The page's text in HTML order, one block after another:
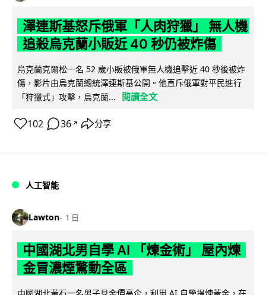
澤連斯基怒斥俄軍「人肉狩獵」 無人機
追殺烏克蘭小販近 40 秒仍被炸傷
烏克蘭克爾松一名 52 歲小販被俄軍無人機追擊近 40 秒後被炸
傷，影片由烏克蘭總統澤連斯基公開。他直斥俄軍對平民進行
「狩獵式」攻擊，烏克蘭...
閱讀全文
102 36 ↗ 分享
人工智能
Lawton 1 日
中國湖北男自學 AI 「煉金術」 屋內煉
金冒濃煙驚動全區
中國湖北黃石一名男子見金價高企，利用 AI 自學提煉黃金，在